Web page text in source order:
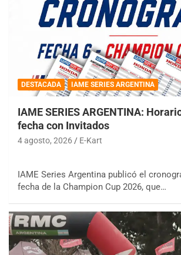
DESTACADA IAME SERIES ARGENTINA
IAME SERIES ARGENTINA:
fecha con Invitados
4 agosto, 2026 E-Kart
IAME Series Argentina publicó el
fecha de la Champion Cup 2026, que…